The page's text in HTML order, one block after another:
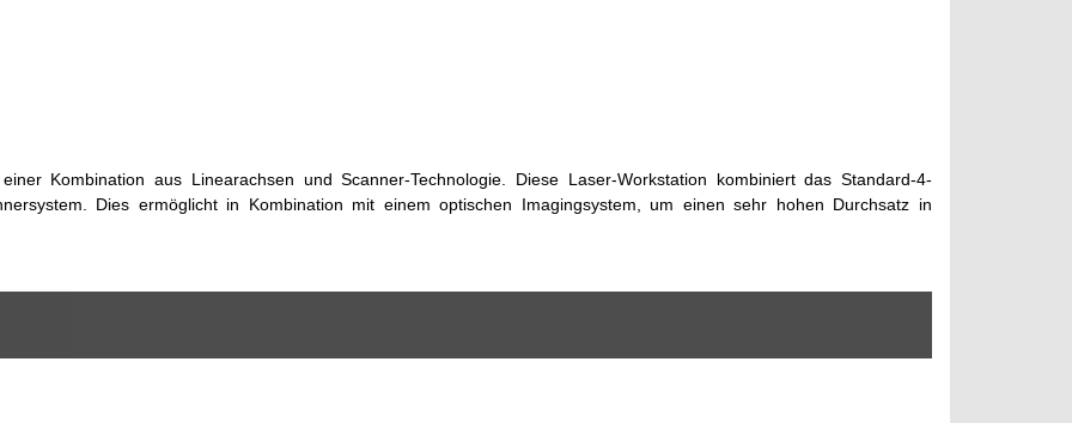
Kombination aus Linearachsen und Scanner-Technologie. Diese Laser-Workstation kombiniert das Standard-4-
Dies ermöglicht in Kombination mit einem optischen Imagingsystem, um einen sehr hohen Durchsatz in